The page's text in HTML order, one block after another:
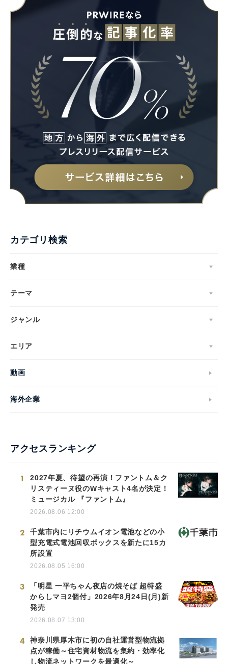
カテゴリ検索
業種
テーマ
ジャンル
エリア
動画
海外企業
アクセスランキング
1
2027年夏、待望の再演！ファントム＆ク
リスティーヌ役のWキャスト4名が決定！
ミュージカル 『ファントム』
2026.08.06 12:00
2
千葉市内にリチウムイオン電池などの小
型充電式電池回収ボックスを新たに15カ
所設置
2026.08.05 16:00
3
「明星 一平ちゃん夜店の焼そば 超特盛
からしマヨ2個付」2026年8月24日(月)新
発売
2026.08.07 13:00
4
神奈川県厚木市に初の自社運営型物流拠
点が稼働～住宅資材物流を集約・効率化
し物流ネットワークを最適化～